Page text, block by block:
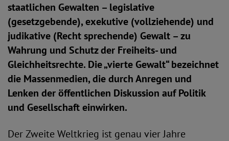
staatlichen Gewalten – legislative
(gesetzgebende), exekutive (vollziehende) und
judikative (Recht sprechende) Gewalt – zu
Wahrung und Schutz der Freiheits- und
Gleichheitsrechte. Die „vierte Gewalt“ bezeichnet
die Massenmedien, die durch Anregen und
Lenken der öffentlichen Diskussion auf Politik
und Gesellschaft einwirken.
Der Zweite Weltkrieg ist genau vier Jahre